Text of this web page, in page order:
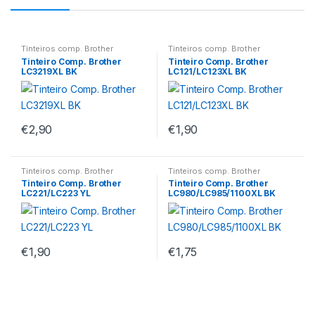
Tinteiros comp. Brother
Tinteiro Comp. Brother
LC3219XL BK
€2,90
Tinteiros comp. Brother
Tinteiro Comp. Brother
LC121/LC123XL BK
€1,90
Tinteiros comp. Brother
Tinteiro Comp. Brother
LC221/LC223 YL
€1,90
Tinteiros comp. Brother
Tinteiro Comp. Brother
LC980/LC985/1100XL BK
€1,75